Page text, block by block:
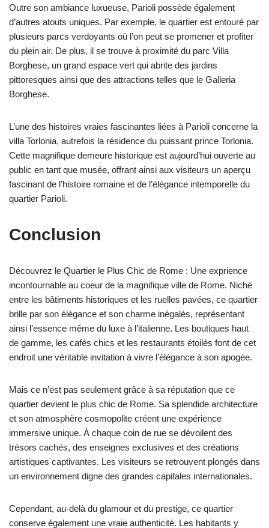
Outre son ambiance luxueuse, Parioli possède également
d’autres atouts uniques. Par exemple, le quartier est entouré par
plusieurs parcs verdoyants où l’on peut se promener et profiter
du plein air. De plus, il se trouve à proximité du parc Villa
Borghese, un grand espace vert qui abrite des jardins
pittoresques ainsi que des attractions telles que le Galleria
Borghese.
L’une des histoires vraies fascinantes liées à Parioli concerne la
villa Torlonia, autrefois la résidence du puissant prince Torlonia.
Cette magnifique demeure historique est aujourd’hui ouverte au
public en tant que musée, offrant ainsi aux visiteurs un aperçu
fascinant de l’histoire romaine et de l’élégance intemporelle du
quartier Parioli.
Conclusion
Découvrez le Quartier le Plus Chic de Rome : Une exprience
incontournable au coeur de la magnifique ville de Rome. Niché
entre les bâtiments historiques et les ruelles pavées, ce quartier
brille par son élégance et son charme inégalés, représentant
ainsi l’essence même du luxe à l’italienne. Les boutiques haut
de gamme, les cafés chics et les restaurants étoilés font de cet
endroit une véritable invitation à vivre l’élégance à son apogée.
Mais ce n’est pas seulement grâce à sa réputation que ce
quartier devient le plus chic de Rome. Sa splendide architecture
et son atmosphère cosmopolite créent une expérience
immersive unique. À chaque coin de rue se dévoilent des
trésors cachés, des enseignes exclusives et des créations
artistiques captivantes. Les visiteurs se retrouvent plongés dans
un environnement digne des grandes capitales internationales.
Cependant, au-delà du glamour et du prestige, ce quartier
conserve également une vraie authenticité. Les habitants y